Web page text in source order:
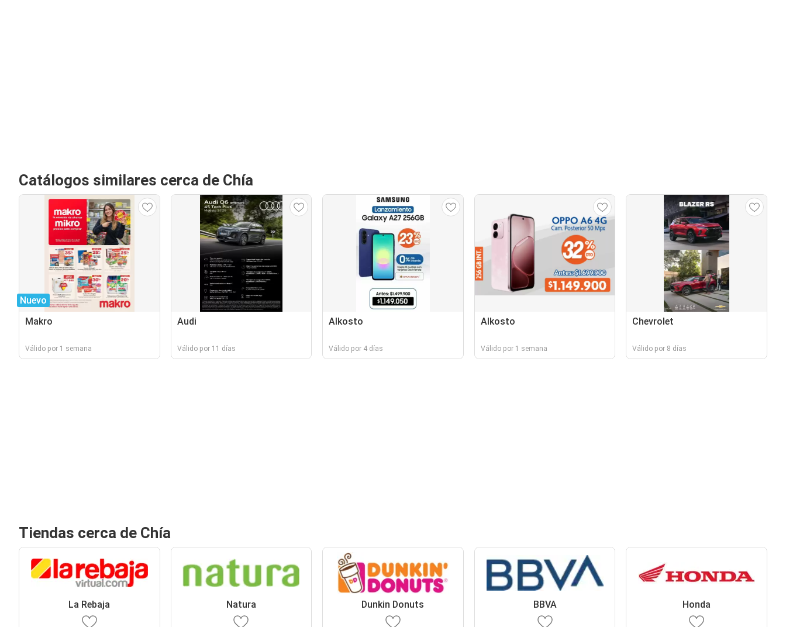
Catálogos similares cerca de Chía
Nuevo
Makro
Válido por 1 semana
Audi
Válido por 11 días
Alkosto
Válido por 4 días
Alkosto
Válido por 1 semana
Chevrolet
Válido por 8 días
Tiendas cerca de Chía
La Rebaja Natura Dunkin Donuts BBVA Honda